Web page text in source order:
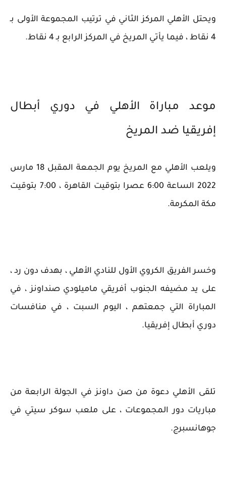
ويحتل الأهلي المركز الثاني في ترتيب المجموعة الأولى بـ
4 نقاط ، فيما يأتي المريخ في المركز الرابع بـ 4 نقاط.
موعد مباراة الأهلي في دوري أبطال
إفريقيا ضد المريخ
ويلعب الأهلي مع المريخ يوم الجمعة المقبل 18 مارس
2022 الساعة 6:00 عصرا بتوقيت القاهرة ، 7:00 بتوقيت
مكة المكرمة.
وخسر الفريق الكروي الأول للنادي الأهلي ، بهدف دون رد ،
على يد مضيفه الجنوب أفريقي ماميلودي صنداونز ، في
المباراة التي جمعتهم ، اليوم السبت ، في منافسات
دوري أبطال إفريقيا.
تلقى الأهلي دعوة من صن داونز في الجولة الرابعة من
مباريات دور المجموعات ، على ملعب سوكر سيتي في
جوهانسبرج.